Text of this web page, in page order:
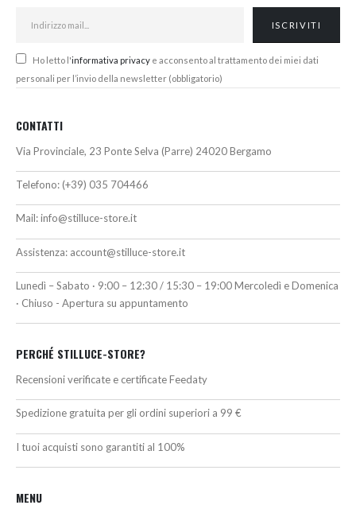
Ho letto l'informativa privacy e acconsento al trattamento dei miei dati
personali per l’invio della newsletter (obbligatorio)
CONTATTI
Via Provinciale, 23 Ponte Selva (Parre) 24020 Bergamo
Telefono: (+39) 035 704466
Mail:info@stilluce-store.it
Assistenza: account@stilluce-store.it
Lunedì – Sabato · 9:00 – 12:30 / 15:30 – 19:00 Mercoledì e Domenica
· Chiuso - Apertura su appuntamento
PERCHÉ STILLUCE-STORE?
Recensioni verificate e certificate Feedaty
Spedizione gratuita per gli ordini superiori a 99 €
I tuoi acquisti sono garantiti al 100%
MENU